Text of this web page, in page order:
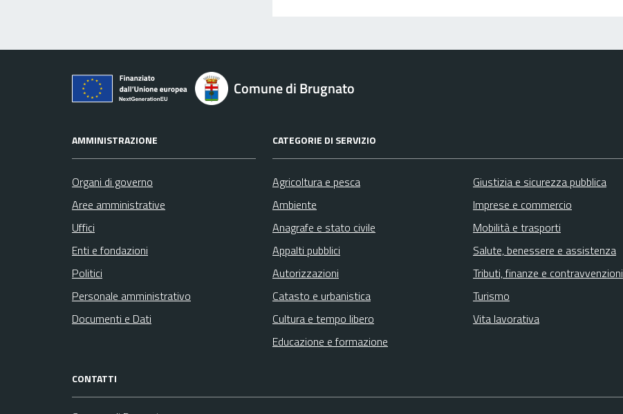
Comune di Brugnato
AMMINISTRAZIONE
Organi di governo
Aree amministrative
Uffici
Enti e fondazioni
Politici
Personale amministrativo
Documenti e Dati
CATEGORIE DI SERVIZIO
Agricoltura e pesca
Ambiente
Anagrafe e stato civile
Appalti pubblici
Autorizzazioni
Catasto e urbanistica
Cultura e tempo libero
Educazione e formazione
Giustizia e sicurezza pubblica
Imprese e commercio
Mobilità e trasporti
Salute, benessere e assistenza
Tributi, finanze e contravvenzioni
Turismo
Vita lavorativa
CONTATTI